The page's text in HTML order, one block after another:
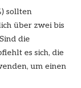
sollten
über zwei bis
die
es sich, die
um einen